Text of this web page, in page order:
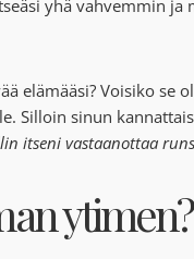
yhä vahvemmin
elämääsi? Voisiko se
Silloin sinun
itseni vastaanottaa
ytimen?